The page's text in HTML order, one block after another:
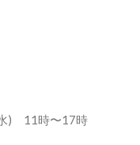
水) 11時〜17時